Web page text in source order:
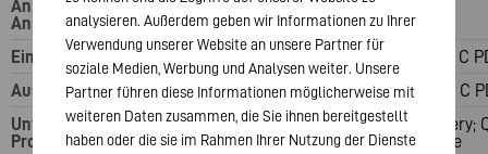
Anzahl USB-
Anschlüsse
Eingang
Ausgang
Unterstützte
Protokolle
1
1x USB Typ C
1x USB Type C
1x USB Typ C
2x USB Type C
MagSafe; Qi
Power Delivery;
MagSafe
analysieren. Außerdem geben wir Informationen zu Ihrer
Verwendung unserer Website an unsere Partner für
soziale Medien, Werbung und Analysen weiter. Unsere
Partner führen diese Informationen möglicherweise mit
weiteren Daten zusammen, die Sie ihnen bereitgestellt
haben oder die sie im Rahmen Ihrer Nutzung der Dienste